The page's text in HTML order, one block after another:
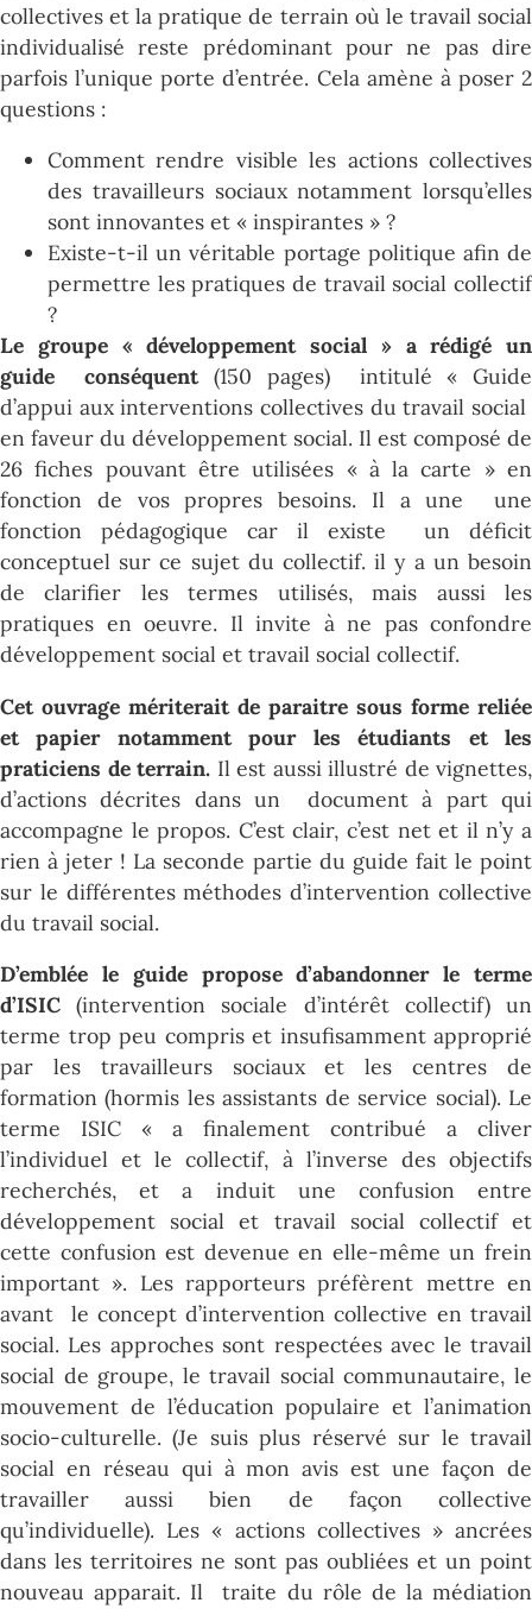
collectives et la pratique de terrain où le travail social
individualisé reste prédominant pour ne pas dire
parfois l’unique porte d’entrée. Cela amène à poser 2
questions :
Comment rendre visible les actions collectives
des travailleurs sociaux notamment lorsqu’elles
sont innovantes et « inspirantes » ?
Existe-t-il un véritable portage politique afin de
permettre les pratiques de travail social collectif
?
Le groupe « développement social » a rédigé un
guide conséquent(150 pages) intitulé « Guide
d’appui aux interventions collectives du travail social
en faveur du développement social. Il est composé de
26 fiches pouvant être utilisées « à la carte » en
fonction de vos propres besoins. Il a une une
fonction pédagogique car il existe un déficit
conceptuel sur ce sujet du collectif. il y a un besoin
de clarifier les termes utilisés, mais aussi les
pratiques en oeuvre. Il invite à ne pas confondre
développement social et travail social collectif.
Cet ouvrage mériterait de paraitre sous forme reliée
et papier notamment pour les étudiants et les
praticiens de terrain. Il est aussi illustré de vignettes,
d’actions décrites dans un document à part qui
accompagne le propos. C’est clair, c’est net et il n’y a
rien à jeter ! La seconde partie du guide fait le point
sur le différentes méthodes d’intervention collective
du travail social.
D’emblée le guide propose d’abandonner le terme
d’ISIC (intervention sociale d’intérêt collectif) un
terme trop peu compris et insufisamment approprié
par les travailleurs sociaux et les centres de
formation (hormis les assistants de service social). Le
terme ISIC « a finalement contribué a cliver
l’individuel et le collectif, à l’inverse des objectifs
recherchés, et a induit une confusion entre
développement social et travail social collectif et
cette confusion est devenue en elle-même un frein
important ». Les rapporteurs préfèrent mettre en
avant le concept d’intervention collective en travail
social. Les approches sont respectées avec le travail
social de groupe, le travail social communautaire, le
mouvement de l’éducation populaire et l’animation
socio-culturelle. (Je suis plus réservé sur le travail
social en réseau qui à mon avis est une façon de
travailler aussi bien de façon collective
qu’individuelle). Les « actions collectives » ancrées
dans les territoires ne sont pas oubliées et un point
nouveau apparait. Il traite du rôle de la médiation